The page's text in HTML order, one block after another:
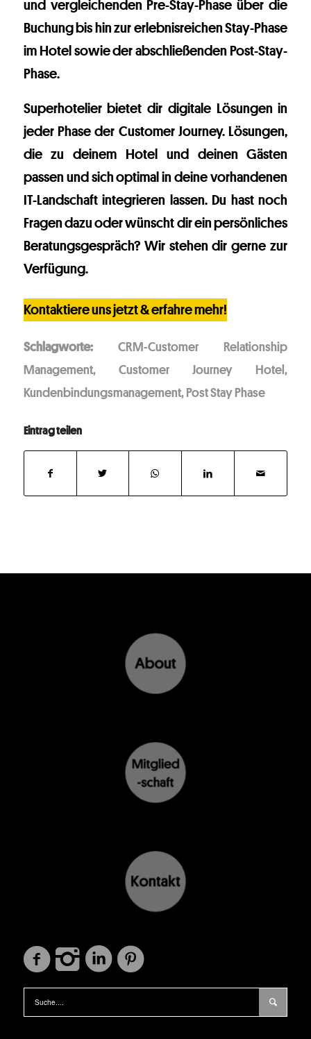
und vergleichenden Pre-Stay-Phase über die
Buchung bis hin zur erlebnisreichen Stay-Phase
im Hotel sowie der abschließenden Post-Stay-
Phase.
Superhotelier bietet dir digitale Lösungen in
jeder Phase der Customer Journey. Lösungen,
die zu deinem Hotel und deinen Gästen
passen und sich optimal in deine vorhandenen
IT-Landschaft integrieren lassen. Du hast noch
Fragen dazu oder wünscht dir ein persönliches
Beratungsgespräch? Wir stehen dir gerne zur
Verfügung.
Kontaktiere uns jetzt & erfahre mehr!
Schlagworte:
CRM-Customer Relationship
Management, Customer Journey Hotel,
Kundenbindungsmanagement,Post Stay Phase
Eintrag teilen